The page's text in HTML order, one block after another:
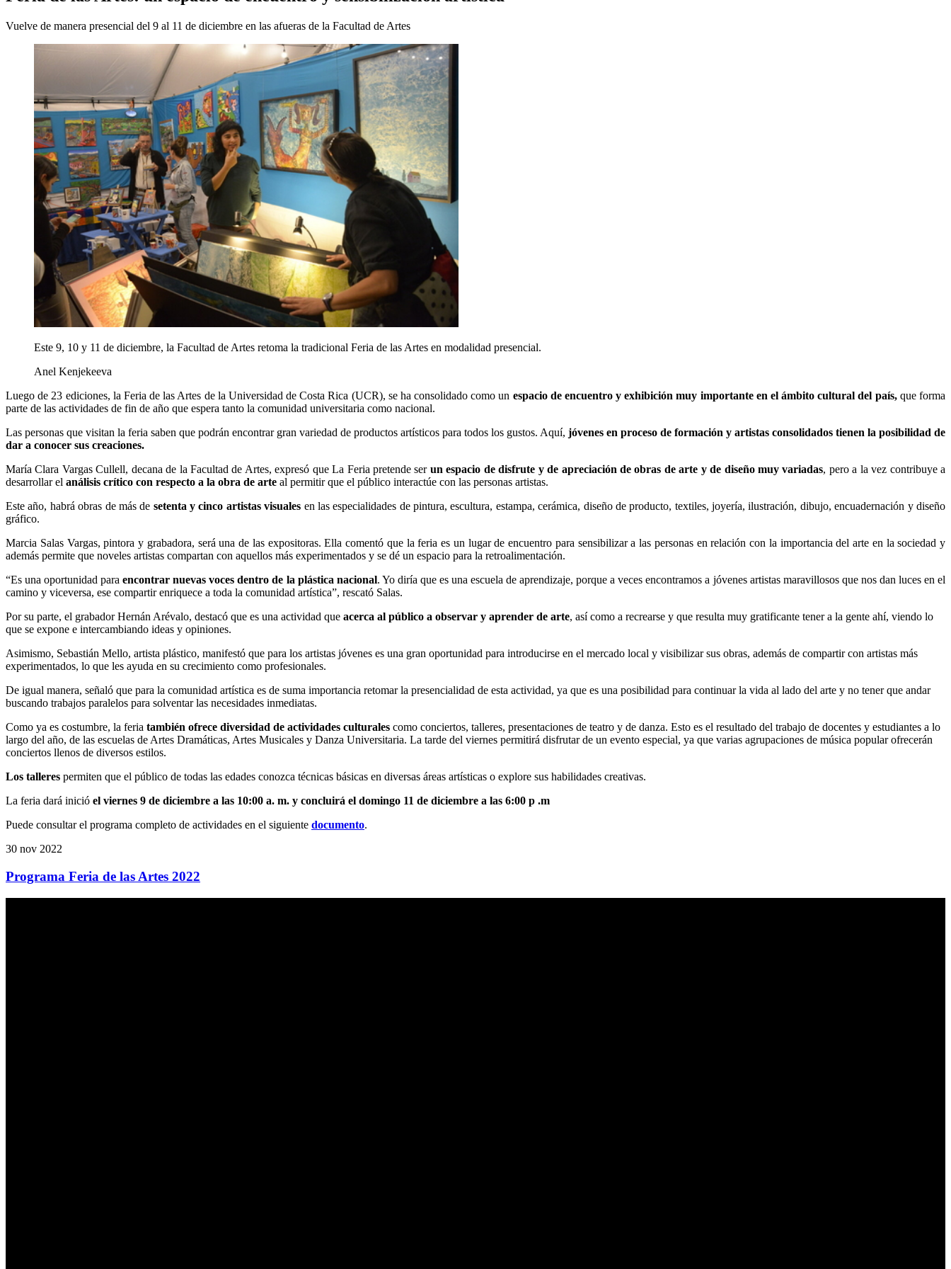
Vuelve de manera presencial del 9 al 11 de diciembre en las afueras de la Facultad de Artes
Este 9, 10 y 11 de diciembre, la Facultad de Artes retoma la tradicional Feria de las Artes en modalidad presencial.
Anel Kenjekeeva
Luego de 23 ediciones, la Feria de las Artes de la Universidad de Costa Rica (UCR), se ha consolidado como un espacio de encuentro y exhibición muy importante en el ámbito cultural del país,que forma
parte de las actividades de fin de año que espera tanto la comunidad universitaria como nacional.
Las personas que visitan la feria saben que podrán encontrar gran variedad de productos artísticos para todos los gustos. Aquí, jóvenes en proceso de formación y artistas consolidados tienen la posibilidad de
dar a conocer sus creaciones.
María Clara Vargas Cullell, decana de la Facultad de Artes, expresó que La Feria pretende ser un espacio de disfrute y de apreciación de obras de arte y de diseño muy variadas, pero a la vez contribuye a
desarrollar el análisis crítico con respecto a la obra de arte al permitir que el público interactúe con las personas artistas.
Este año, habrá obras de más de setenta y cinco artistas visuales en las especialidades de pintura, escultura, estampa, cerámica, diseño de producto, textiles, joyería, ilustración, dibujo, encuadernación y diseño
gráfico.
Marcia Salas Vargas, pintora y grabadora, será una de las expositoras. Ella comentó que la feria es un lugar de encuentro para sensibilizar a las personas en relación con la importancia del arte en la sociedad y
además permite que noveles artistas compartan con aquellos más experimentados y se dé un espacio para la retroalimentación.
“Es una oportunidad paraencontrar nuevas voces dentro de la plástica nacional. Yo diría que es una escuela de aprendizaje, porque a veces encontramos a jóvenes artistas maravillosos que nos dan luces en el
camino y viceversa, ese compartir enriquece a toda la comunidad artística”, rescató Salas.
Por su parte, el grabador Hernán Arévalo, destacó que es una actividad que acerca al público a observar y aprender de arte, así como a recrearse y que resulta muy gratificante tener a la gente ahí, viendo lo
que se expone e intercambiando ideas y opiniones.
Asimismo, Sebastián Mello, artista plástico, manifestó que para los artistas jóvenes es una gran oportunidad para introducirse en el mercado local y visibilizar sus obras, además de compartir con artistas más
experimentados, lo que les ayuda en su crecimiento como profesionales.
De igual manera, señaló que para la comunidad artística es de suma importancia retomar la presencialidad de esta actividad, ya que es una posibilidad para continuar la vida al lado del arte y no tener que andar
buscando trabajos paralelos para solventar las necesidades inmediatas.
Como ya es costumbre, la feria también ofrece diversidad de actividades culturales como conciertos, talleres, presentaciones de teatro y de danza. Esto es el resultado del trabajo de docentes y estudiantes a lo
largo del año, de las escuelas de Artes Dramáticas, Artes Musicales y Danza Universitaria. La tarde del viernes permitirá disfrutar de un evento especial, ya que varias agrupaciones de música popular ofrecerán
conciertos llenos de diversos estilos.
Los talleres permiten que el público de todas las edades conozca técnicas básicas en diversas áreas artísticas o explore sus habilidades creativas.
La feria dará inició el viernes 9 de diciembre a las 10:00 a. m. y concluirá el domingo 11 de diciembre a las 6:00 p .m
Puede consultar el programa completo de actividades en el siguiente documento.
30 nov 2022
Programa Feria de las Artes 2022